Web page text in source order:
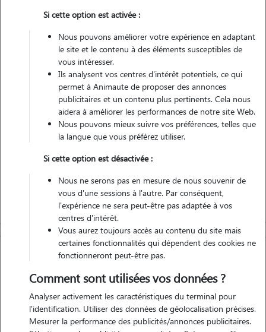
Non véhiculé
Garde réalisée
Contacter
L'envoi d'une demande est sans engagement
Si cette option est activée :
Nous pouvons améliorer votre expérience en adaptant
le site et le contenu à des éléments susceptibles de
vous intéresser.
Ils analysent vos centres d'intérêt potentiels, ce qui
permet à Animaute de proposer des annonces
publicitaires et un contenu plus pertinents. Cela nous
aidera à améliorer les performances de notre site Web.
Nous pouvons mieux suivre vos préférences, telles que
la langue que vous préférez utiliser.
Si cette option est désactivée :
Nous ne serons pas en mesure de nous souvenir de
vous d'une sessions à l'autre. Par conséquent,
l'expérience ne sera peut-être pas adaptée à vos
centres d'intérêt.
Vous aurez toujours accès au contenu du site mais
certaines fonctionnalités qui dépendent des cookies ne
fonctionneront peut-être pas.
Comment sont utilisées vos données ?
Analyser activement les caractéristiques du terminal pour
l'identification. Utiliser des données de géolocalisation précises.
Mesurer la performance des publicités/annonces publicitaires.